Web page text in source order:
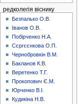
редколегія віснику
Безпалько О.В.
Іванов О.В.
Побірченко Н.А.
Сєргєєнкова О.П.
Чернобровкін В.М.
Бакланов К.В.
Веретенко Т.Г.
Прокопович Є.М.
Юрченко В.І.
Кудикіна Н.В.